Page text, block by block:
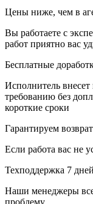
Цены ниже, чем в
Вы работаете с
работ приятно вас
Бесплатные
Исполнитель
требованию без
короткие сроки
Гарантируем возврат
Если работа вас не
Техподдержка 7
Наши менеджеры